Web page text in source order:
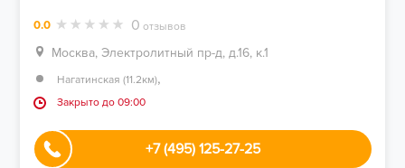
0.0 0 отзывов
Москва, Электролитный пр-д, д.16, к.1
Нагатинская (11.2км),
Закрыто до 09:00
+7 (495) 125-27-25